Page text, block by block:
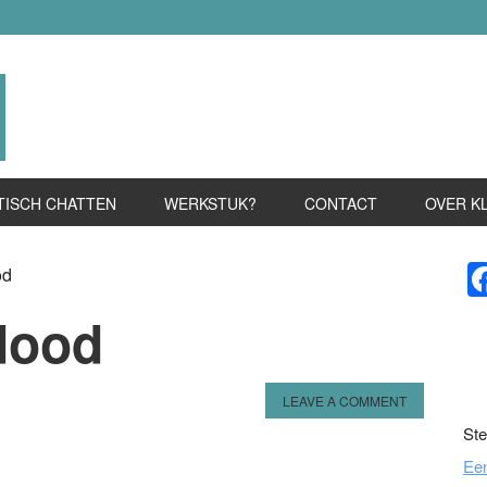
CHATTEN WERKSTUK? CONTACT OVER
LEAVE A COMMENT